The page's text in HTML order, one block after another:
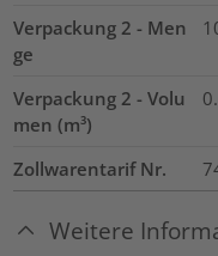
Verpackung 2 - Men
ge
Verpackung 2 - Volu
men (m³)
Zollwarentarif Nr.
Weitere